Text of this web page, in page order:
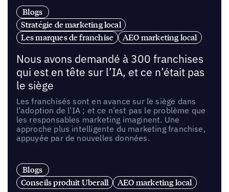
Blogs
Stratégie de marketing local
Les marques de franchise
AEO marketing local
Nous avons demandé à 300 franchises
qui est en tête sur l’IA, et ce n’était pas
le siège
Les franchisés sont en avance sur le siège dans
l’adoption de l’IA ; et ce n’est pas le problème que
les responsables marketing imaginent. Une
approche plus intelligente du marketing franchise,
appuyée par de nouvelles données.
Blogs
Conseils produit Uberall
AEO marketing local